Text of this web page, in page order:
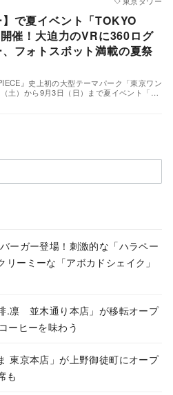
】で夏イベント「TOKYO
催！大迫力のVRに360ログ
フォトスポット満載の夏祭
』史上初の大型テーマパーク「東京ワン
土）から9月3日（日）まで夏イベント「…
ーガー登場！刺激的な「ハラペー
ーミーな「アボカドシェイク」
.凛 並木通り本店」が移転オープ
ーヒーを味わう
東京本店」が上野御徒町にオープ
も